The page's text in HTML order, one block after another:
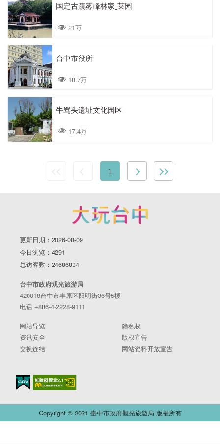
国定古蹟雾峰林家ˍ莱园
21万
台中市役所
18.7万
牛骂头遗址文化园区
17.4万
1
更新日期：2026-08-09
今日浏览：4291
总访客数：24686834
台中市政府观光旅游局
420018台中市丰原区阳明街36号5楼
电话 +886-4-2228-9111
网站导览
隐私权
资讯安全
版权宣告
交换连结
网站资料开放宣告
Copyright © 2021 臺中市政府觀光旅遊局 版權所有